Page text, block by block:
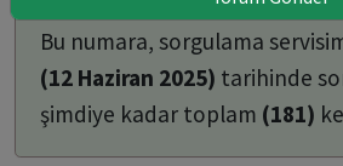
Bu numara, sorgulama
(12 Haziran 2025) tarihinde
şimdiye kadar toplam (181)